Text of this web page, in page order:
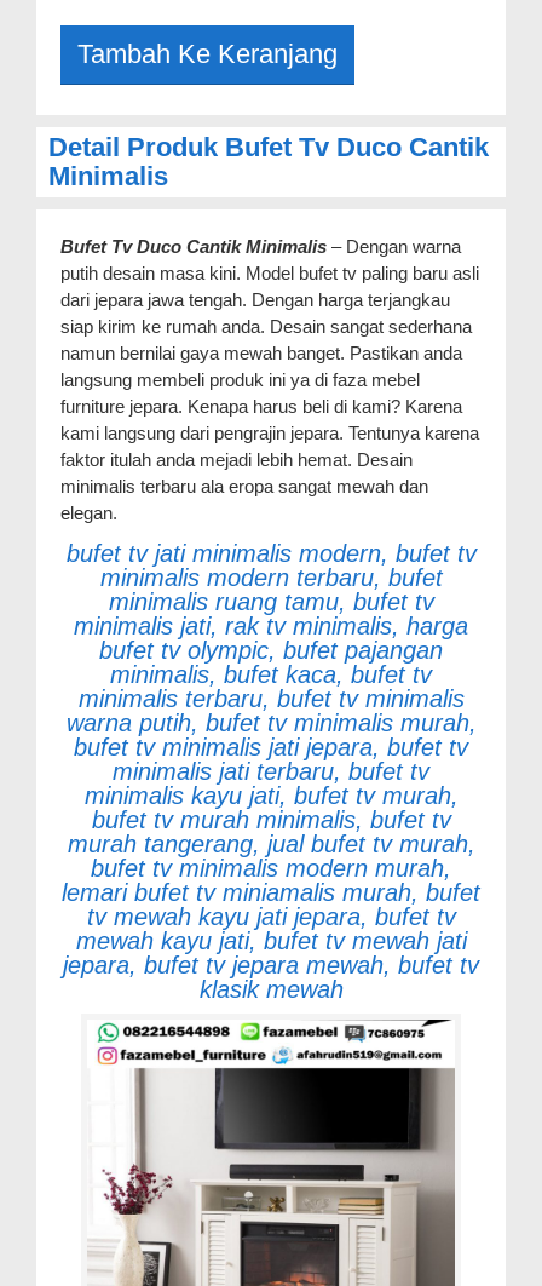
Detail Produk Bufet Tv Duco Cantik
Minimalis
Bufet Tv Duco Cantik Minimalis – Dengan warna
putih desain masa kini. Model bufet tv paling baru asli
dari jepara jawa tengah. Dengan harga terjangkau
siap kirim ke rumah anda. Desain sangat sederhana
namun bernilai gaya mewah banget. Pastikan anda
langsung membeli produk ini ya di faza mebel
furniture jepara. Kenapa harus beli di kami? Karena
kami langsung dari pengrajin jepara. Tentunya karena
faktor itulah anda mejadi lebih hemat. Desain
minimalis terbaru ala eropa sangat mewah dan
elegan.
bufet tv jati minimalis modern, bufet tv
minimalis modern terbaru, bufet
minimalis ruang tamu, bufet tv
minimalis jati, rak tv minimalis, harga
bufet tv olympic, bufet pajangan
minimalis, bufet kaca, bufet tv
minimalis terbaru, bufet tv minimalis
warna putih, bufet tv minimalis murah,
bufet tv minimalis jati jepara, bufet tv
minimalis jati terbaru, bufet tv
minimalis kayu jati, bufet tv murah,
bufet tv murah minimalis, bufet tv
murah tangerang, jual bufet tv murah,
bufet tv minimalis modern murah,
lemari bufet tv miniamalis murah, bufet
tv mewah kayu jati jepara, bufet tv
mewah kayu jati, bufet tv mewah jati
jepara, bufet tv jepara mewah, bufet tv
klasik mewah